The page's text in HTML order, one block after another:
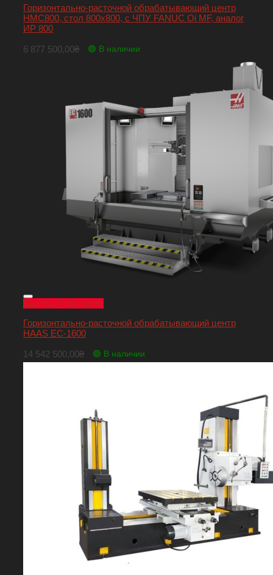
Горизонтально-расточной обрабатывающий центр
HMC800, стол 800х800, с ЧПУ FANUC Oi MF, аналог
ИР 800
6 877 500,00₴ 🟢 В наличии
Быстрый просмотр
Горизонтально-расточной обрабатывающий центр
HAAS EC-1600
14 542 500,00₴ 🟢 В наличии